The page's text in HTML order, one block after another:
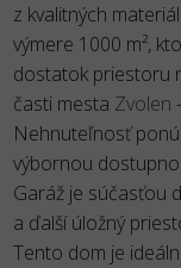
z kvalitných
výmere 1000 m²,
dostatok priestoru
časti mesta Zvolen
Nehnuteľnosť
výbornou
Garáž je súčasťou
a ďalší úložný
Tento dom je